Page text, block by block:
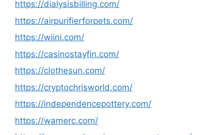
https://dialysisbilling.com/
https://airpurifierforpets.com/
https://wiini.com/
https://casinostayfin.com/
https://clothesun.com/
https://cryptochrisworld.com/
https://independencepottery.com/
https://wamerc.com/